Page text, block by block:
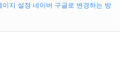
지 설정 네이버 구글로 변경하는 방